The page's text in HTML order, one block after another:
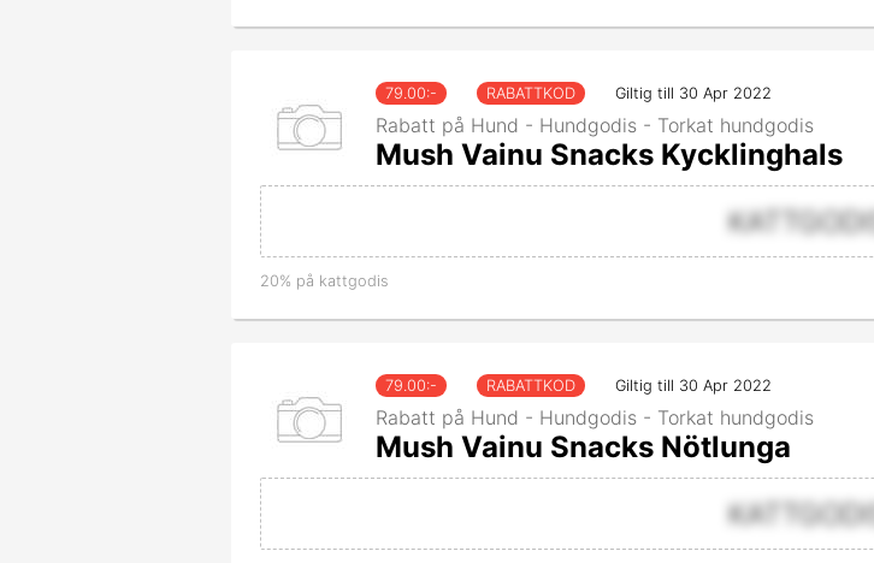
79.00:- RABATTKOD Giltig till 30 Apr 2022
Rabatt på Hund - Hundgodis - Torkat hundgodis
Mush Vainu Snacks Kycklinghals
KATTGODIS
20% på kattgodis
79.00:- RABATTKOD Giltig till 30 Apr 2022
Rabatt på Hund - Hundgodis - Torkat hundgodis
Mush Vainu Snacks Nötlunga
KATTGODIS